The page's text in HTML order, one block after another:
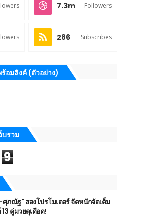
7.3m Followers
286 Subscribes
อมลิงค์ (ตัวอย่าง)
บรวม
9
ศุภณัฐ" สองโปรโมเตอร์ จัดหนักจัดเต็ม
คู่มวยดุเดือด!